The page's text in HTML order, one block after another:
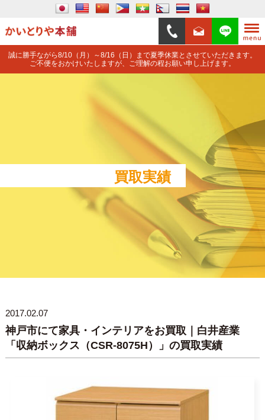
誠に勝手ながら8/10（月）～8/16（日）まで夏季休業とさせていただきます。
ご不便をおかけいたしますが、ご理解の程お願い申し上げます。
買取実績
2017.02.07
神戸市にて家具・インテリアをお買取｜白井産業
「収納ボックス（CSR-8075H）」の買取実績